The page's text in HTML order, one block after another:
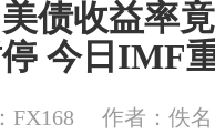
债收益率
今日IMF
FX168 作者：佚名